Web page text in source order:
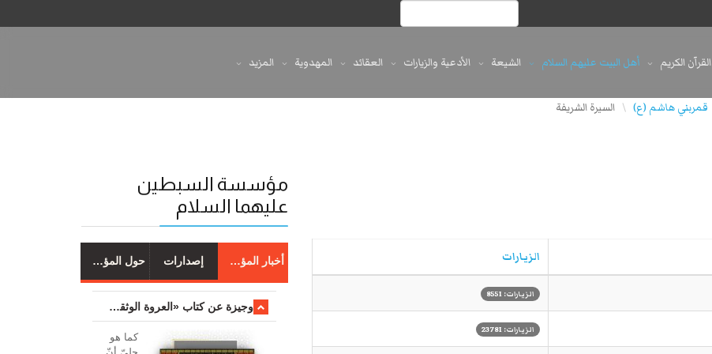
القرآن الكريم أهل البيت عليهم السلام الشيعة الأدعية والزيارات العقائد المهدوية المزيد
قمربني هاشم (ع) \ السيرة الشريفة
الزيارات
الزيارات: 8551
الزيارات: 23781
مؤسسة السبطين
عليهما السلام
أخبار المؤسسة إصدارات حول المؤسسة
وجیزة عن کتاب «العروة الوثقی والتعلیقات علیها»
کما هو